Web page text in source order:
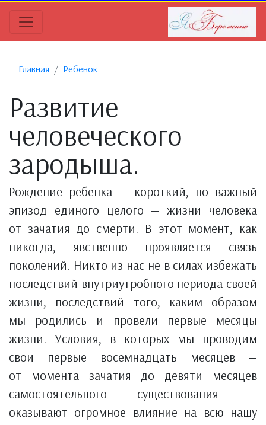
Главная Ребенок
Развитие
человеческого
зародыша.
Рождение ребенка — короткий, но важный
эпизод единого целого — жизни человека
от зачатия до смерти. В этот момент, как
никогда, явственно проявляется связь
поколений. Никто из нас не в силах избежать
последствий внутриутробного периода своей
жизни, последствий того, каким образом
мы родились и провели первые месяцы
жизни. Условия, в которых мы проводим
свои первые восемнадцать месяцев —
от момента зачатия до девяти месяцев
самостоятельного существования —
оказывают огромное влияние на всю нашу